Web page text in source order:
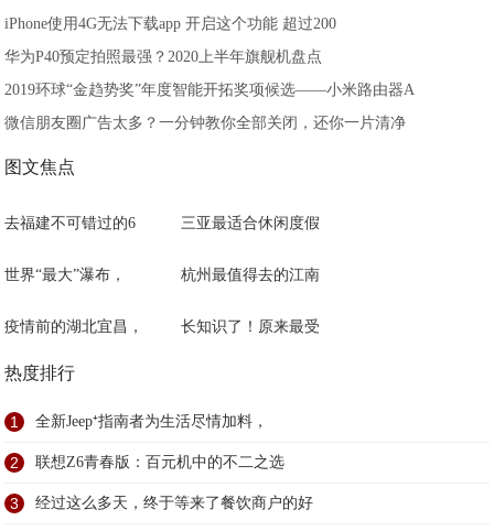
iPhone使用4G无法下载app 开启这个功能 超过200
华为P40预定拍照最强？2020上半年旗舰机盘点
2019环球“金趋势奖”年度智能开拓奖项候选——小米路由器A
微信朋友圈广告太多？一分钟教你全部关闭，还你一片清净
图文焦点
去福建不可错过的6 三亚最适合休闲度假
世界“最大”瀑布， 杭州最值得去的江南
疫情前的湖北宜昌， 长知识了！原来最受
热度排行
1 全新Jeep⁺指南者为生活尽情加料，
2 联想Z6青春版：百元机中的不二之选
3 经过这么多天，终于等来了餐饮商户的好